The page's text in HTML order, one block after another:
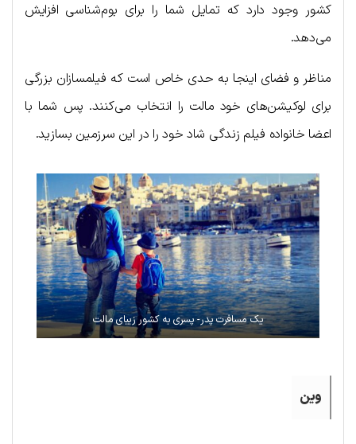
کشور وجود دارد که تمایل شما را برای بوم‌شناسی افزایش
می‌دهد.
مناظر و فضای اینجا به حدی خاص است که فیلمسازان بزرگی
برای لوکیشن‌های خود مالت را انتخاب می‌کنند. پس شما با
اعضا خانواده فیلم زندگی شاد خود را در این سرزمین بسازید.
یک مسافرت پدر- پسری به کشور زیبای مالت
وین